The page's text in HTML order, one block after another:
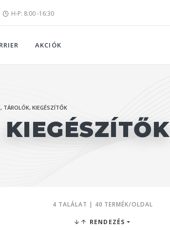
H-P: 8:00 -16:30
AKCIÓK
TÁROLÓK, KIEGÉSZÍTŐK
4 TALÁLAT | 40 TERMÉK/OLDAL
RENDEZÉS